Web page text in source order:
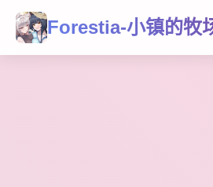
Forestia-小镇的牧